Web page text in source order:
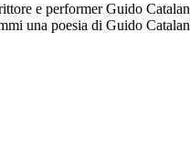
e performer Guido
una poesia di Guido